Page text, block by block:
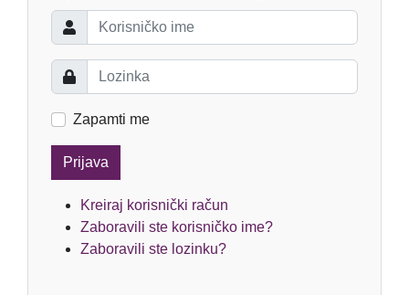
Zapamti me
Prijava
Kreiraj korisnički račun
Zaboravili ste korisničko ime?
Zaboravili ste lozinku?